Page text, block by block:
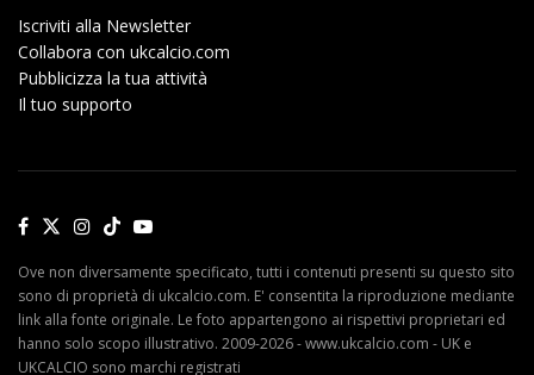
Iscriviti alla Newsletter
Collabora con ukcalcio.com
Pubblicizza la tua attività
Il tuo supporto
Ove non diversamente specificato, tutti i contenuti presenti su questo sito
sono di proprietà di ukcalcio.com. E' consentita la riproduzione mediante
link alla fonte originale. Le foto appartengono ai rispettivi proprietari ed
hanno solo scopo illustrativo. 2009-2026 - www.ukcalcio.com - UK e
UKCALCIO sono marchi registrati